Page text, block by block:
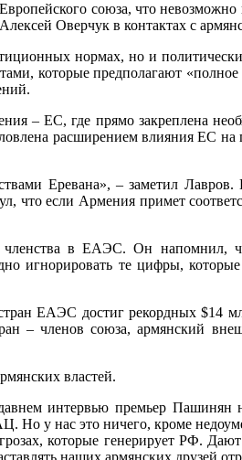
союза, что невозможно
Оверчук в контактах с
нормах, но и
которые предполагают
– ЕС, где прямо закреплена
расширением влияния ЕС
Еревана», – заметил
что если Армения примет
в ЕАЭС. Он напомнил,
игнорировать те цифры, которые
ЕАЭС достиг рекордных $14
– членов союза, армянский
властей.
интервью премьер Пашинян
у нас это ничего, кроме
которые генерирует РФ.